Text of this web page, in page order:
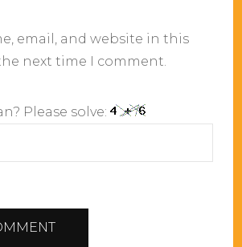
email, and website in this
next time I comment.
Please solve: